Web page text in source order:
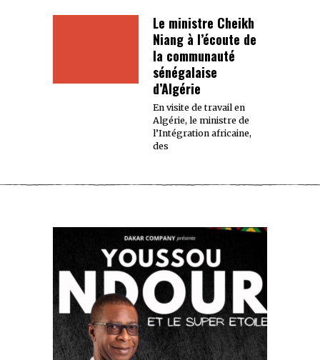
Le ministre Cheikh
Niang à l’écoute de
la communauté
sénégalaise
d’Algérie
En visite de travail en
Algérie, le ministre de
l’Intégration africaine,
des